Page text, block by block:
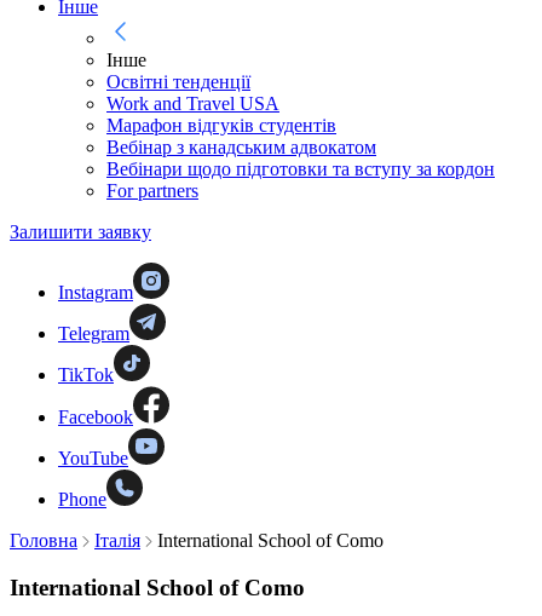
Інше
Інше
Освітні тенденції
Work and Travel USA
Марафон відгуків студентів
Вебінар з канадським адвокатом
Вебінари щодо підготовки та вступу за кордон
For partners
Залишити заявку
Instagram
Telegram
TikTok
Facebook
YouTube
Phone
Головна
Італія International School of Como
International School of Como